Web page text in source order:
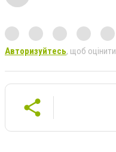
Авторизуйтесь, щоб оцінити